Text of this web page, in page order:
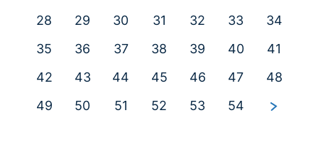
28
29 30 31 32 33
34
35
36 37 38 39 40
41
42
43 44 45 46 47
48
49
50 51 52 53 54